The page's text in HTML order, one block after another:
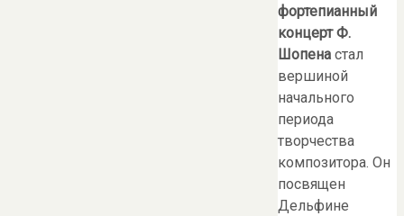
фортепианный
концерт Ф.
Шопена стал
вершиной
начального
периода
творчества
композитора. Он
посвящен
Дельфине